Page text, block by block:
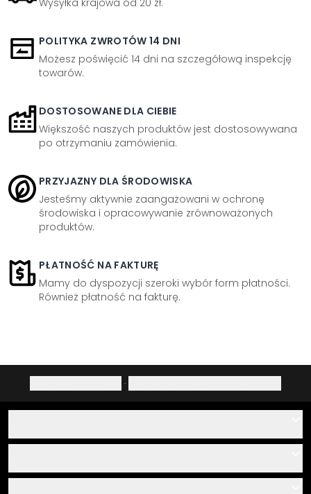
Wysyłka krajowa od 20 zł.
POLITYKA ZWROTÓW 14 DNI
Możesz poświęcić 14 dni na szczegółową inspekcję
towarów.
DOSTOSOWANE DLA CIEBIE
Większość naszych produktów jest dostosowywana
po otrzymaniu zamówienia.
PRZYJAZNY DLA ŚRODOWISKA
Jesteśmy aktywnie zaangażowani w ochronę
środowiska i opracowywanie zrównoważonych
produktów.
PŁATNOŚĆ NA FAKTURĘ
Mamy do dyspozycji szeroki wybór form płatności.
Również płatność na fakturę.
·
O nas